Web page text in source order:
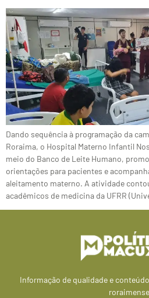
Dando sequência à programação da
Roraima, o Hospital Materno Infantil
meio do Banco de Leite Humano,
orientações para pacientes e
aleitamento materno. A atividade
acadêmicos de medicina da UFRR
Informação de qualidade e